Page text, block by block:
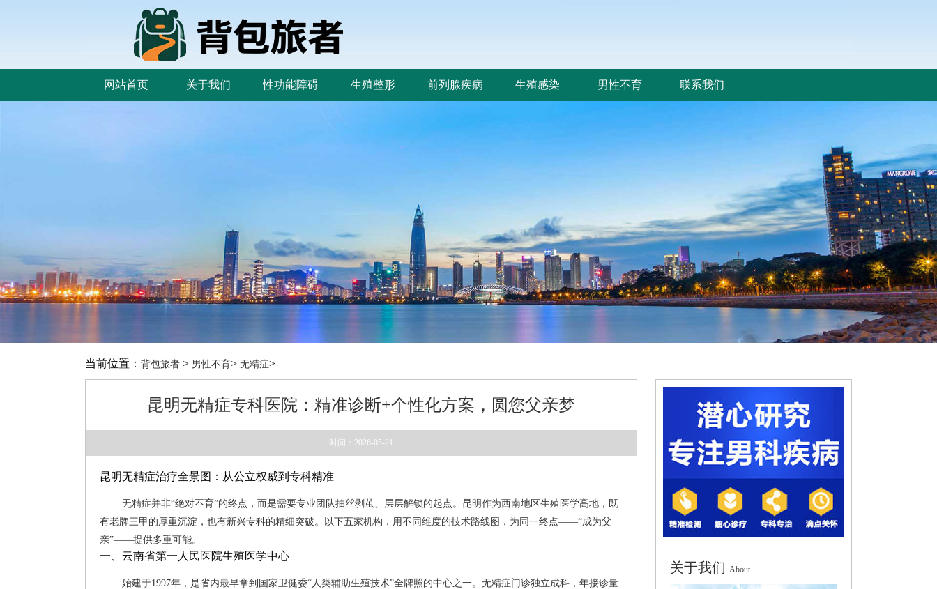
网站首页 关于我们 性功能障碍 生殖整形 前列腺疾病 生殖感染 男性不育 联系我们
当前位置： 背包旅者 > 男性不育> 无精症>
昆明无精症专科医院：精准诊断+个性化方案，圆您父亲梦
时间：2026-05-21
昆明无精症治疗全景图：从公立权威到专科精准
无精症并非“绝对不育”的终点，而是需要专业团队抽丝剥茧、层层解锁的起点。昆明作为西南地区生殖医学高地，既
有老牌三甲的厚重沉淀，也有新兴专科的精细突破。以下五家机构，用不同维度的技术路线图，为同一终点——“成为父
亲”——提供多重可能。
一、云南省第一人民医院生殖医学中心
始建于1997年，是省内最早拿到国家卫健委“人类辅助生殖技术”全牌照的中心之一。无精症门诊独立成科，年接诊量
关于我们 About